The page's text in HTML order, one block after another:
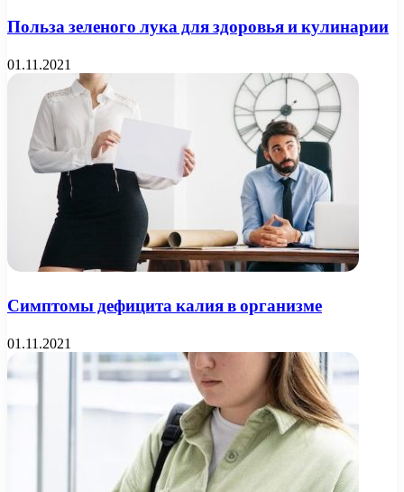
Польза зеленого лука для здоровья и кулинарии
01.11.2021
Симптомы дефицита калия в организме
01.11.2021